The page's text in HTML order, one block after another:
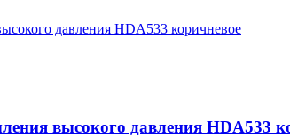
высокого давления HDA533